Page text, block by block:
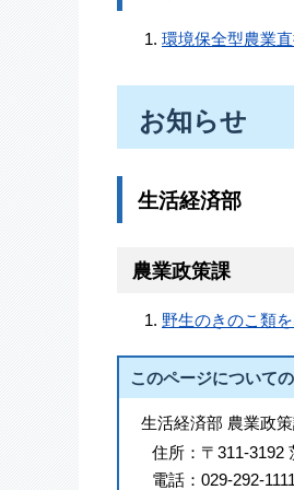
環境保全型農業
お知らせ
生活経済部
農業政策課
野生のきのこ類
このページについて
生活経済部 農業政
住所： 〒311-3192
電話： 029-292-1111